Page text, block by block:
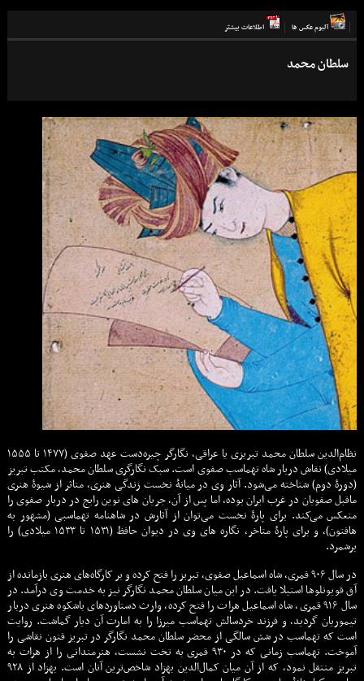
آلبوم عكس ها اطلاعات بيشتر
سلطان محمد
نظام‌الدین سلطان محمد تبریزی یا عراقی، نگارگر چیره‌دست عهد صفوی (۱۴۷۷ تا ۱۵۵۵
میلادی) نقاش دربار شاه تهماسب صفوی است. سبک نگارگری سلطان محمد، مکتب تبریز
(دورۀ دوم) شناخته می‌شود. آثار وی در میانۀ نخست زندگی هنری، متاثر از شیوۀ هنری
ماقبل صفویان در غرب ایران بوده، اما پس از آن، جریان های نوین رایج در دربار صفوی را
منعکس می‌کند. برای پارۀ نخست می‌توان از آثارش در شاهنامه تهماسبی (مشهور به
هافتون)، و برای پارۀ متاخر، نگاره های وی در دیوان حافظ (۱۵۳۱ تا ۱۵۳۳ میلادی) را
برشمرد.
در سال ۹۰۶ قمری، شاه اسماعیل صفوی، تبریز را فتح کرده و بر کارگاه‌های هنری بازمانده از
آق قویونلوها استیلا یافت. در این میان سلطان محمد نگارگر نیز به خدمت وی درآمد. در
سال ۹۱۶ قمری، شاه اسماعیل هرات را فتح کرده، وارث دستاوردهای باشکوه هنری دربار
تیموریان گردید، و فرزند خردسالش تهماسب میرزا را به امارت آن دیار گماشت. روایت
است که تهماسب در شش سالگی از محضر سلطان محمد نگارگر در تبریز فنون نقاشی را
آموخت. تهماسب زمانی که در ۹۳۰ قمری به تخت نشست، هنرمندانی را از هرات به
تبریز منتقل نمود، که از آن میان کمال‌الدین بهزاد شاخص‌ترین آنان است. بهزاد از ۹۲۸